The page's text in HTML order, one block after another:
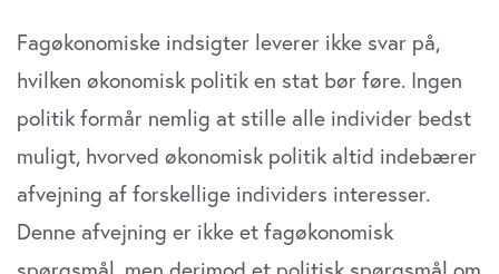
Fagøkonomiske indsigter leverer ikke svar på,
hvilken økonomisk politik en stat bør føre. Ingen
politik formår nemlig at stille alle individer bedst
muligt, hvorved økonomisk politik altid indebærer
afvejning af forskellige individers interesser.
Denne afvejning er ikke et fagøkonomisk